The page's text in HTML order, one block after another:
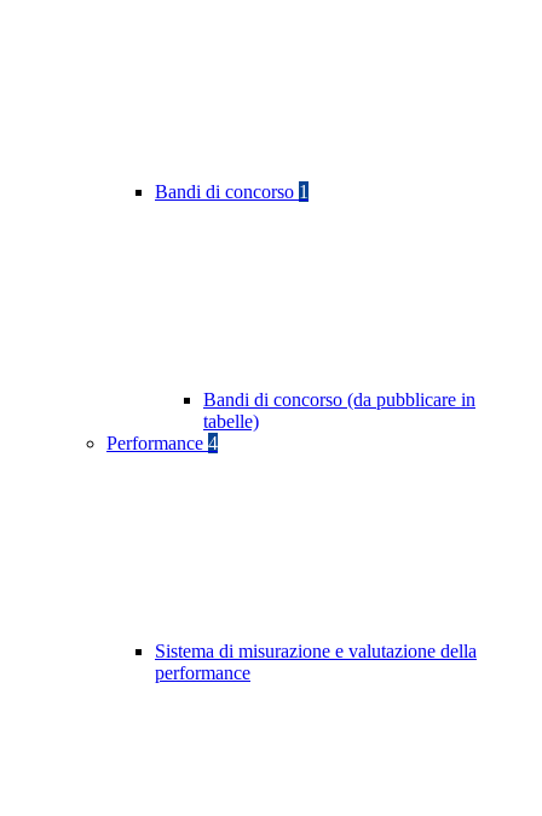
Bandi di concorso 1
Bandi di concorso (da pubblicare in
tabelle)
Performance 4
Sistema di misurazione e valutazione della
performance